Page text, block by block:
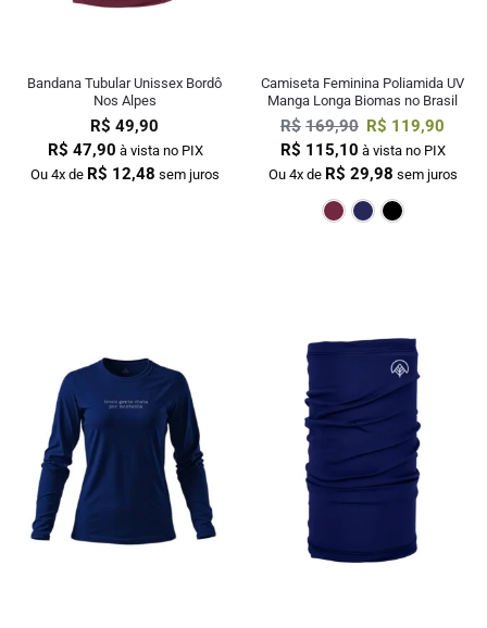
Bandana Tubular Unissex Bordô
Nos Alpes
R$ 49,90
R$ 47,90 à vista no PIX
Ou 4x de R$ 12,48 sem juros
Camiseta Feminina Poliamida UV
Manga Longa Biomas no Brasil
R$ 169,90 R$ 119,90
R$ 115,10 à vista no PIX
Ou 4x de R$ 29,98 sem juros